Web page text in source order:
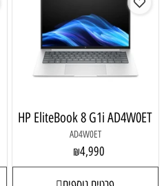
HP EliteBook 8 G1i AD4W0ET
AD4W0ET
₪4,990